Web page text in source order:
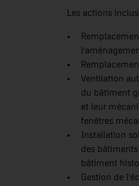
Les actions
Ventilation
du bâtiment
et leur
fenêtres
Installation
des
bâtiment
Gestion de